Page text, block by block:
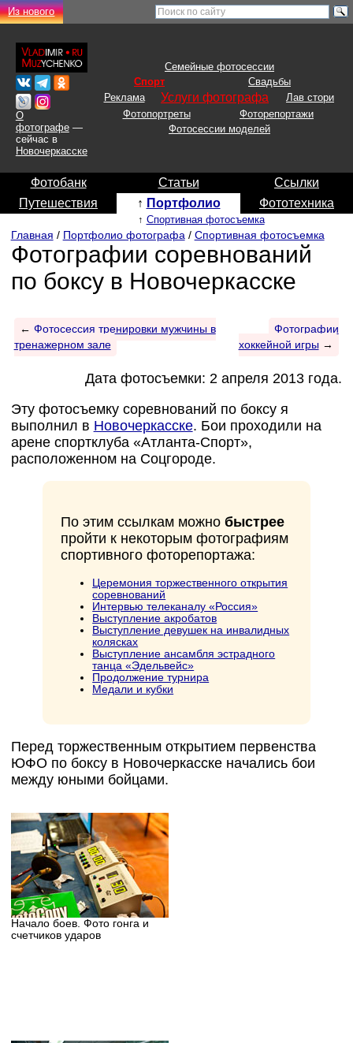
Из нового
О
фотографе—
сейчас в
Новочеркасске
Семейные фотосессии
Спорт
Свадьбы
Реклама
Услуги фотографа
Лав стори
Фотопортреты
Фоторепортажи
Фотосессии моделей
Фотобанк Статьи
Ссылки
Путешествия
↑ Портфолио
↑ Спортивная фотосъемка
Фототехника
Главная / Портфолио фотографа/ Спортивная фотосъемка
Фотографии соревнований
по боксу в Новочеркасске
← Фотосессия тренировки мужчины в
тренажерном зале
Фотографии
хоккейной игры→
Дата фотосъемки: 2 апреля 2013 года.
Эту фотосъемку соревнований по боксу я
выполнил в Новочеркасске. Бои проходили на
арене спортклуба «Атланта-Спорт»,
расположенном на Соцгороде.
По этим ссылкам можнобыстрее
пройти к некоторым фотографиям
спортивного фоторепортажа:
Церемония торжественного открытия
соревнований
Интервью телеканалу «Россия»
Выступление акробатов
Выступление девушек на инвалидных
колясках
Выступление ансамбля эстрадного
танца «Эдельвейс»
Продолжение турнира
Медали и кубки
Перед торжественным открытием первенства
ЮФО по боксу в Новочеркасске начались бои
между юными бойцами.
Начало боев. Фото гонга и
счетчиков ударов